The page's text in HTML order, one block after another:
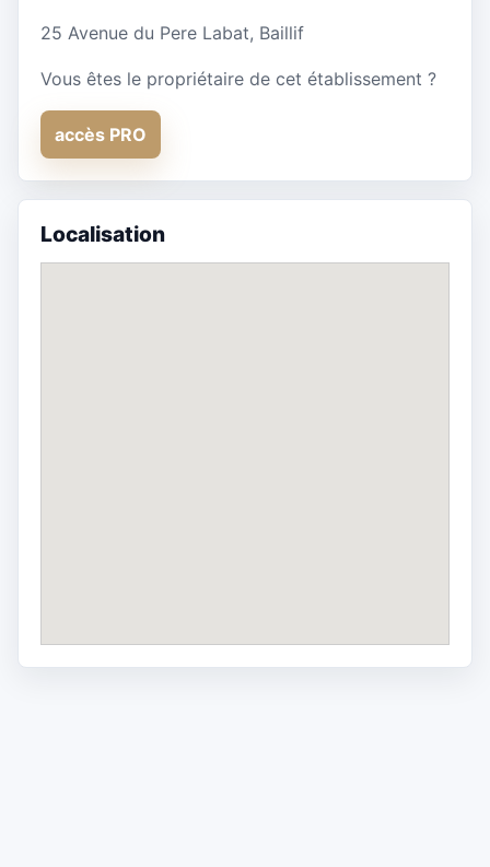
25 Avenue du Pere Labat, Baillif
Vous êtes le propriétaire de cet établissement ?
accès PRO
Localisation